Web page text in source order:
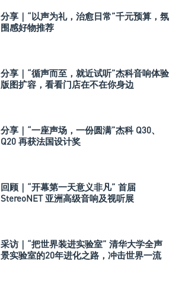
分享｜“以声为礼，治愈日常”千元预算，氛
围感好物推荐
分享｜“循声而至，就近试听”杰科音响体验
版图扩容，看看门店在不在你身边
分享｜“一座声场，一份圆满”杰科 Q30、
Q20 再获法国设计奖
回顾｜“开幕第一天意义非凡” 首届
StereoNET 亚洲高级音响及视听展
采访｜“把世界装进实验室” 清华大学全声
景实验室的20年进化之路，冲击世界一流